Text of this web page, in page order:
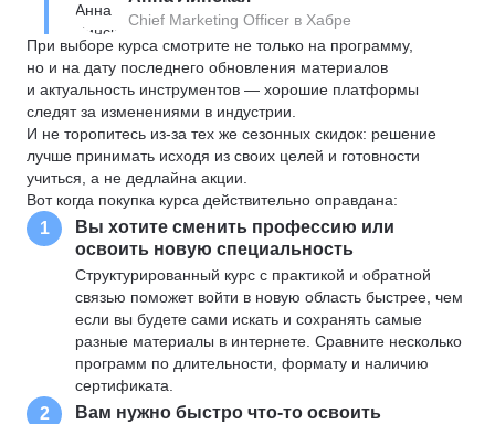
Chief Marketing Officer в Хабре
При выборе курса смотрите не только на программу,
но и на дату последнего обновления материалов
и актуальность инструментов — хорошие платформы
следят за изменениями в индустрии.
И не торопитесь из-за тех же сезонных скидок: решение
лучше принимать исходя из своих целей и готовности
учиться, а не дедлайна акции.
Вот когда покупка курса действительно оправдана:
1
Вы хотите сменить профессию или
освоить новую специальность
Структурированный курс с практикой и обратной
связью поможет войти в новую область быстрее, чем
если вы будете сами искать и сохранять самые
разные материалы в интернете. Сравните несколько
программ по длительности, формату и наличию
сертификата.
2 Вам нужно быстро что-то освоить